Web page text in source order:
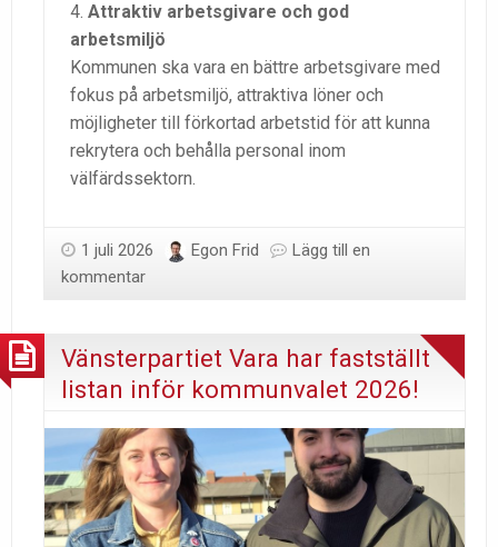
Attraktiv arbetsgivare och god
arbetsmiljö
Kommunen ska vara en bättre arbetsgivare med
fokus på arbetsmiljö, attraktiva löner och
möjligheter till förkortad arbetstid för att kunna
rekrytera och behålla personal inom
välfärdssektorn.
1 juli 2026 Egon Frid
Lägg till en
kommentar
Vänsterpartiet Vara har fastställt
listan inför kommunvalet 2026!